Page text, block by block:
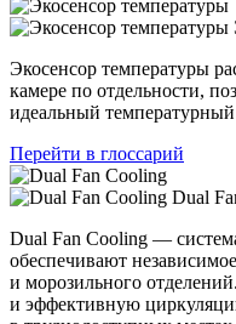
Экосенсор температуры
камере по отдельности,
идеальный
Перейти в глоссарий
Dual
Dual Fan Cooling —
обеспечивают
и морозильного
и эффективную